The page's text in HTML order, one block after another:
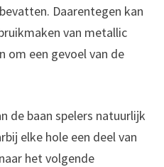
Daarentegen kan
van metallic
om een gevoel van de
de baan spelers natuurlijk
elke hole een deel van
het volgende